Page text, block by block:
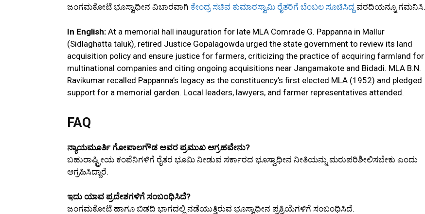
ಜಂಗಮಕೋಟೆ ಭೂಸ್ವಾಧೀನ ವಿಚಾರವಾಗಿ ಕೇಂದ್ರ ಸಚಿವ ಕುಮಾರಸ್ವಾಮಿ ರೈತರಿಗೆ ಬೆಂಬಲ ಸೂಚಿಸಿದ್ದ ವರದಿಯನ್ನೂ ಗಮನಿಸಿ.
In English: At a memorial hall inauguration for late MLA Comrade G. Pappanna in Mallur
(Sidlaghatta taluk), retired Justice Gopalagowda urged the state government to review its land
acquisition policy and ensure justice for farmers, criticizing the practice of acquiring farmland for
multinational companies and citing ongoing acquisitions near Jangamakote and Bidadi. MLA B.N.
Ravikumar recalled Pappanna’s legacy as the constituency’s first elected MLA (1952) and pledged
support for a memorial garden. Local leaders, lawyers, and farmer representatives attended.
FAQ
ನ್ಯಾಯಮೂರ್ತಿ ಗೋಪಾಲಗೌಡ ಅವರ ಪ್ರಮುಖ ಆಗ್ರಹವೇನು?
ಬಹುರಾಷ್ಟ್ರೀಯ ಕಂಪೆನಿಗಳಿಗೆ ರೈತರ ಭೂಮಿ ನೀಡುವ ಸರ್ಕಾರದ ಭೂಸ್ವಾಧೀನ ನೀತಿಯನ್ನು ಮರುಪರಿಶೀಲಿಸಬೇಕು ಎಂದು
ಆಗ್ರಹಿಸಿದ್ದಾರೆ.
ಇದು ಯಾವ ಪ್ರದೇಶಗಳಿಗೆ ಸಂಬಂಧಿಸಿದೆ?
ಜಂಗಮಕೋಟೆ ಹಾಗೂ ಬಿಡದಿ ಭಾಗದಲ್ಲಿ ನಡೆಯುತ್ತಿರುವ ಭೂಸ್ವಾಧೀನ ಪ್ರಕ್ರಿಯೆಗಳಿಗೆ ಸಂಬಂಧಿಸಿದೆ.